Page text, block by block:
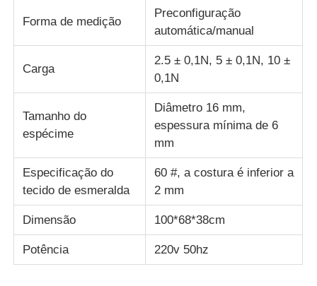
Forma de medição
Preconfiguração
automática/manual
Carga
2.5 ± 0,1N, 5 ± 0,1N, 10 ±
0,1N
Tamanho do
espécime
Diâmetro 16 mm,
espessura mínima de 6
mm
Especificação do
tecido de esmeralda
60 #, a costura é inferior a
2 mm
Dimensão 100*68*38cm
Potência 220v 50hz